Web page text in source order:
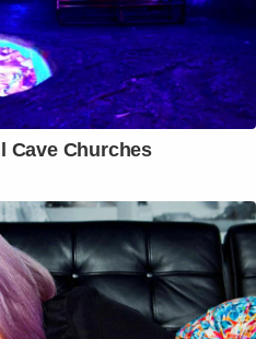
Cave Churches